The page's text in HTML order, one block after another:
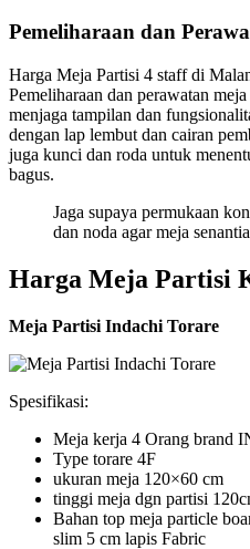
Pemeliharaan dan
Harga Meja Partisi 4 staff di
Pemeliharaan dan perawatan
menjaga tampilan dan
dengan lap lembut dan cairan
juga kunci dan roda untuk
bagus.
Jaga supaya permukaan
dan noda agar meja
Harga Meja Partisi
Meja Partisi Indachi Torare
Spesifikasi:
Meja kerja 4 Orang brand
Type torare 4F
ukuran meja 120×60 cm
tinggi meja dgn partisi
Bahan top meja particle
slim 5 cm lapis Fabric